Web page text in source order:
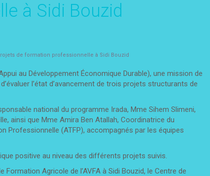
à Sidi Bouzid
de formation professionnelle à Sidi Bouzid
au Développement Économique Durable), une mission de
l’état d’avancement de trois projets structurants de
national du programme Irada, Mme Sihem Slimeni,
ainsi que Mme Amira Ben Atallah, Coordinatrice du
Professionnelle (ATFP), accompagnés par les équipes
positive au niveau des différents projets suivis.
Agricole de l’AVFA à Sidi Bouzid, le Centre de